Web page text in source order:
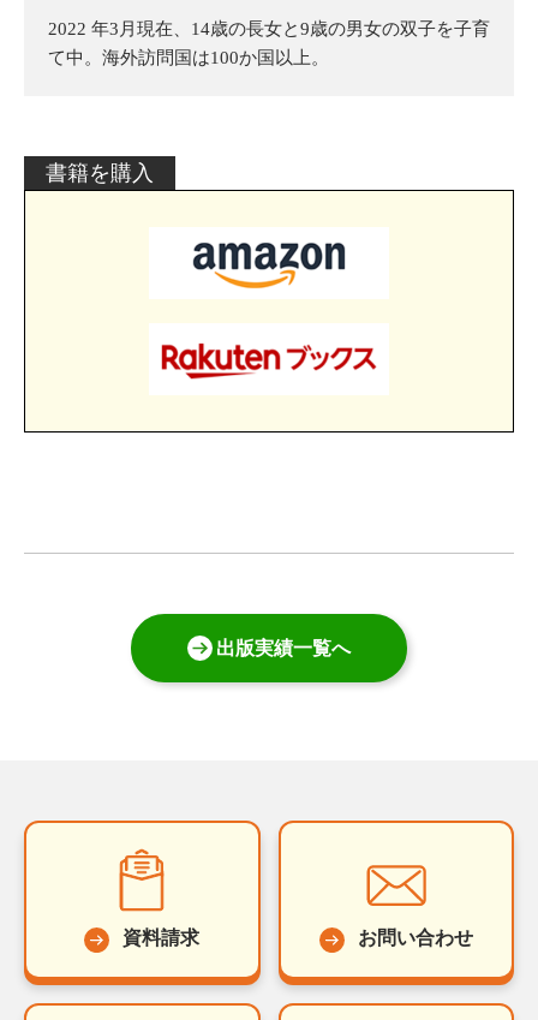
2022 年3月現在、14歳の長女と9歳の男女の双子を子育
て中。海外訪問国は100か国以上。
書籍を購入
出版実績一覧へ
資料請求 お問い合わせ